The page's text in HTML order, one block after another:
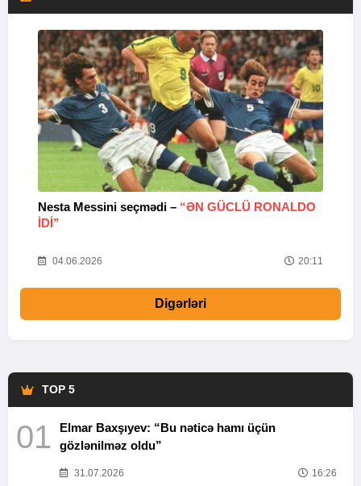
Nesta Messini seçmədi – “ƏN GÜCLÜ RONALDO
IDI”
04.06.2026 20:11
Digərləri
TOP 5
01
Elmar Baxşıyev: “Bu nəticə hamı üçün
gözlənilməz oldu”
31.07.2026 16:26